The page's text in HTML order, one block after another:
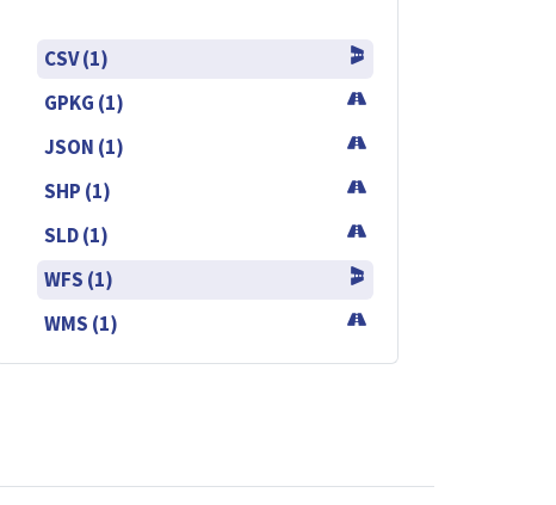
CSV (1)
GPKG (1)
JSON (1)
SHP (1)
SLD (1)
WFS (1)
WMS (1)